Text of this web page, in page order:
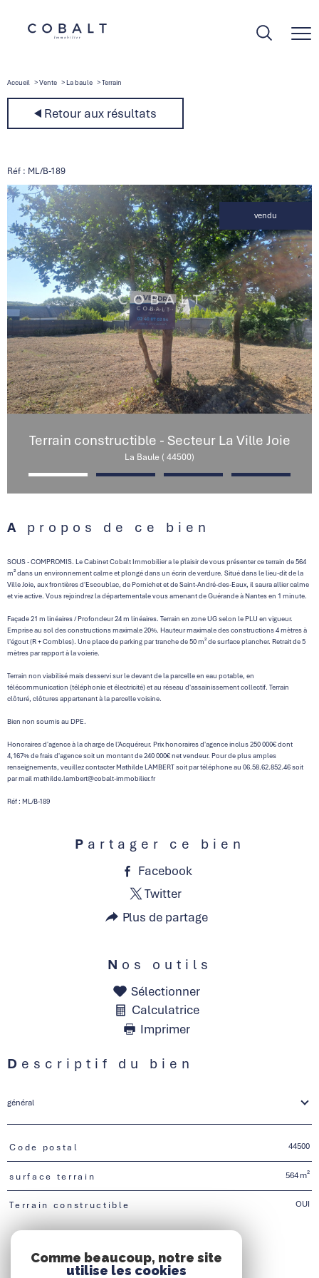
Accueil Vente La baule Terrain
Retour aux résultats
Réf : ML/B-189
vendu
Terrain constructible - Secteur La Ville Joie
La Baule ( 44500)
A propos de ce bien
SOUS - COMPROMIS. Le Cabinet Cobalt Immobilier a le plaisir de vous présenter ce terrain de 564
m² dans un environnement calme et plongé dans un écrin de verdure. Situé dans le lieu-dit de la
Ville Joie, aux frontières d'Escoublac, de Pornichet et de Saint-André-des-Eaux, il saura allier calme
et vie active. Vous rejoindrez la départementale vous amenant de Guérande à Nantes en 1 minute.
Façade 21 m linéaires / Profondeur 24 m linéaires. Terrain en zone UG selon le PLU en vigueur.
Emprise au sol des constructions maximale 20%. Hauteur maximale des constructions 4 mètres à
l'égout (R + Combles). Une place de parking par tranche de 50 m² de surface plancher. Retrait de 5
mètres par rapport à la voierie.
Terrain non viabilisé mais desservi sur le devant de la parcelle en eau potable, en
télécommunication (téléphonie et électricité) et au réseau d'assainissement collectif. Terrain
clôturé, clôtures appartenant à la parcelle voisine.
Bien non soumis au DPE.
Honoraires d'agence à la charge de l'Acquéreur. Prix honoraires d'agence inclus 250 000€ dont
4,167% de frais d'agence soit un montant de 240 000€ net vendeur. Pour de plus amples
renseignements, veuillez contacter Mathilde LAMBERT soit par téléphone au 06.58.62.852.46 soit
par mail mathilde.lambert@cobalt-immobilier.fr
Réf : ML/B-189
Partager ce bien
Facebook
Twitter
Plus de partage
Nos outils
Sélectionner
Calculatrice
Imprimer
Descriptif du bien
général
TRAD_PAMPERO_Caracteristique
Code postal 44500
surface terrain 564 m²
Terrain constructible OUI
Comme beaucoup, notre site
utilise les cookies